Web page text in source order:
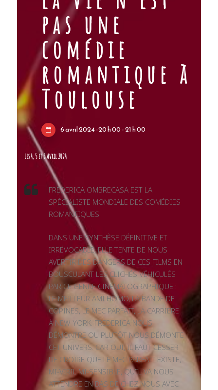
pas une
comédie
romantique à
Toulouse
6 avril 2024 -20 h 00-21 h 00
Les 4, 5 et 6 Avril 2024
FREDERICA OMBRECASA EST LA
SPÉCIALISTE MONDIALE DES COMÉDIES
ROMANTIQUES.
DANS UNE SYNTHÈSE DÉFINITIVE ET
IRRÉVOCABLE, ELLE TENTE DE NOUS
AVERTIR DES DANGERS DE CES FILMS EN
BOUSCULANT LES CLICHÉS VÉHICULÉS
PAR CE GENRE CINÉMATOGRAPHIQUE :
LE MEILLEUR AMI HOMO, LA BANDE DE
COPINES, LE MEC PARFAIT, LA CARRIÈRE
À NEW YORK. FREDERICA NOUS
DÉMONTRE OU PLUTÔT NOUS DÉMONTE
CET UNIVERS. CAR OUI, IL FAUT CESSER
DE CROIRE QUE LE MEC PARFAIT EXISTE,
MI-VIRIL MI-SENSIBLE, QU’IL VA NOUS
ATTENDRE EN BAS DE CHEZ NOUS AVEC